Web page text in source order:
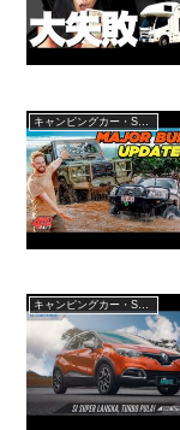
キャンピングカー・SUV人気車種